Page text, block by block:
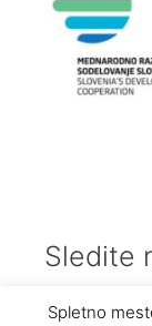
Sledite
Spletno